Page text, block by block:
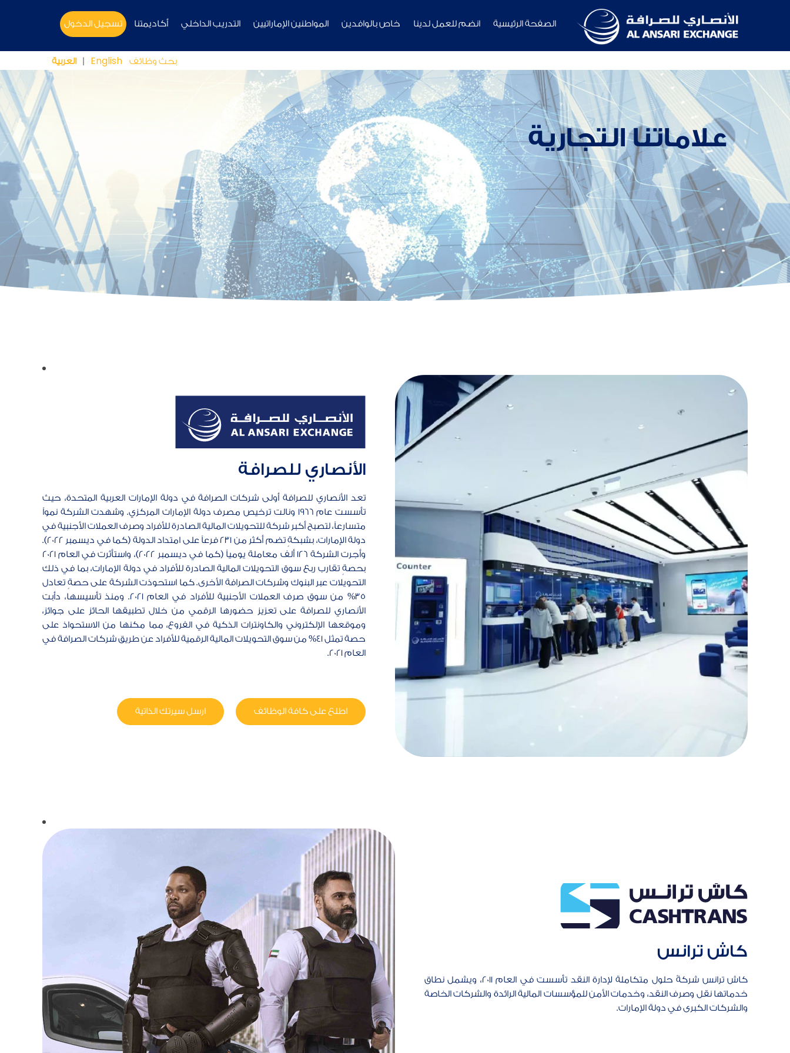
الصفحة الرئيسية انضم للعمل لدينا خاص بالوافدين المواطنين الإماراتيين التدريب الداخلي أكاديمتنا تسجيل الدخول
بحث وظائف English العربية
علاماتنا التجارية
الأنصاري للصرافة
تعد الأنصاري للصرافة أولى شركات الصرافة في دولة الإمارات العربية المتحدة، حيث
تأسست عام 1966 ونالت ترخيص مصرف دولة الإمارات المركزي. وشهدت الشركة نمواً
متسارعاً، لتصبح أكبر شركة للتحويلات المالية الصادرة للأفراد وصرف العملات الأجنبية في
دولة الإمارات، بشبكةٍ تضم أكثر من 231 فرعاً على امتداد الدولة (كما في ديسمبر 2022).
وأجرت الشركة 126 ألف معاملة يومياً (كما في ديسمبر 2022)، واستأثرت في العام 2021
بحصةٍ تقارب ربع سوق التحويلات المالية الصادرة للأفراد في دولة الإمارات، بما في ذلك
التحويلات عبر البنوك وشركات الصرافة الأخرى. كما استحوذت الشركة على حصةٍ تعادل
35% من سوق صرف العملات الأجنبية للأفراد في العام 2021. ومنذ تأسيسها، دأبت
الأنصاري للصرافة على تعزيز حضورها الرقمي من خلال تطبيقها الحائز على جوائز،
وموقعها الإلكتروني والكاونترات الذكية في الفروع، مما مكنها من الاستحواذ على
حصة تمثل 41% من سوق التحويلات المالية الرقمية للأفراد عن طريق شركات الصرافة في
العام 2021.
اطلع على كافة الوظائف ارسل سيرتك الذاتية
كاش ترانس
كاش ترانس شركةٌ حلول متكاملة لإدارة النقد تأسست في العام 2011، ويشمل نطاق
خدماتها نقل وصرف النقد، وخدمات الأمن للمؤسسات المالية الرائدة والشركات الخاصة
والشركات الكبرى في دولة الإمارات.